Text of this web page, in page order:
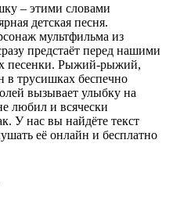
– этими словами
детская песня.
мультфильма из
предстаёт перед нашими
песенки. Рыжий-рыжий,
в трусишках беспечно
вызывает улыбку на
любил и всячески
У нас вы найдёте текст
её онлайн и бесплатно